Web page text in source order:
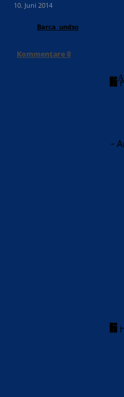
10. Juni 2014
Barca_undso
Kommentare0
-
-